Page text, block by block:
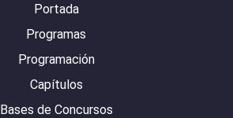
Portada
Programas
Programación
Capítulos
Bases de Concursos